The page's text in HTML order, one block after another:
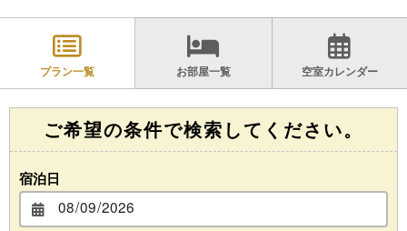
プラン一覧 お部屋一覧 空室カレンダー
ご希望の条件で検索してください。
宿泊日